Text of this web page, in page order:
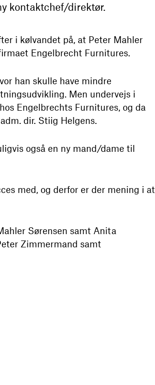
kontaktchef/direktør.
i kølvandet på, at Peter Mahler
Engelbrecht Furnitures.
han skulle have mindre
Men undervejs i
Engelbrechts Furnitures, og da
dir. Stiig Helgens.
også en ny mand/dame til
med, og derfor er der mening i at
Sørensen samt Anita
Zimmermand samt